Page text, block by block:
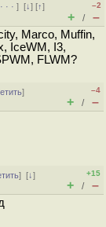
· · ·][↓] [↑]
–2
+ / –
Marco, Muffin,
IceWM, I3,
FLWM?
]
–4
+ / –
][↓]
+15
+ / –